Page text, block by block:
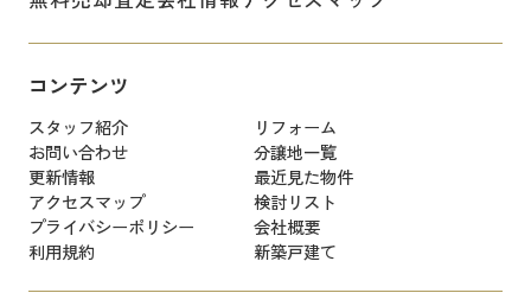
コンテンツ
スタッフ紹介
リフォーム
お問い合わせ
分譲地一覧
更新情報
最近見た物件
アクセスマップ
検討リスト
プライバシーポリシー
会社概要
利用規約
新築戸建て